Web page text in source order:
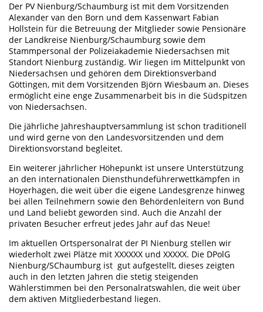
Der PV Nienburg/Schaumburg ist mit dem Vorsitzenden
Alexander van den Born und dem Kassenwart Fabian
Hollstein für die Betreuung der Mitglieder sowie Pensionäre
der Landkreise Nienburg/Schaumburg sowie dem
Stammpersonal der Polizeiakademie Niedersachsen mit
Standort Nienburg zuständig. Wir liegen im Mittelpunkt von
Niedersachsen und gehören dem Direktionsverband
Göttingen, mit dem Vorsitzenden Björn Wiesbaum an. Dieses
ermöglicht eine enge Zusammenarbeit bis in die Südspitzen
von Niedersachsen.
Die jährliche Jahreshauptversammlung ist schon traditionell
und wird gerne von den Landesvorsitzenden und dem
Direktionsvorstand begleitet.
Ein weiterer jährlicher Höhepunkt ist unsere Unterstützung
an den internationalen Diensthundeführerwettkämpfen in
Hoyerhagen, die weit über die eigene Landesgrenze hinweg
bei allen Teilnehmern sowie den Behördenleitern von Bund
und Land beliebt geworden sind. Auch die Anzahl der
privaten Besucher erfreut jedes Jahr auf das Neue!
Im aktuellen Ortspersonalrat der PI Nienburg stellen wir
wiederholt zwei Plätze mit XXXXXX und XXXXX. Die DPolG
Nienburg/SChaumburg ist gut aufgestellt, dieses zeigten
auch in den letzten Jahren die stetig steigenden
Wählerstimmen bei den Personalratswahlen, die weit über
dem aktiven Mitgliederbestand liegen.